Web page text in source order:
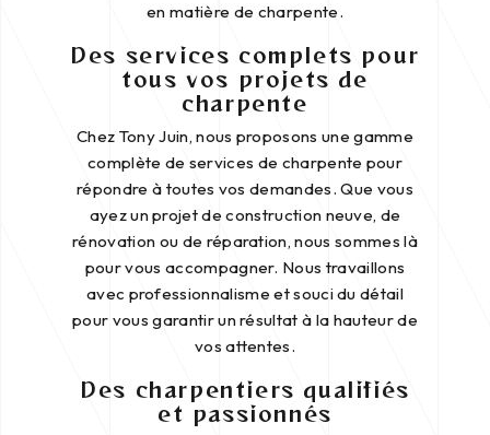
en matière de charpente.
Des services complets pour
tous vos projets de
charpente
Chez Tony Juin, nous proposons une gamme
complète de services de charpente pour
répondre à toutes vos demandes. Que vous
ayez un projet de construction neuve, de
rénovation ou de réparation, nous sommes là
pour vous accompagner. Nous travaillons
avec professionnalisme et souci du détail
pour vous garantir un résultat à la hauteur de
vos attentes.
Des charpentiers qualifiés
et passionnés